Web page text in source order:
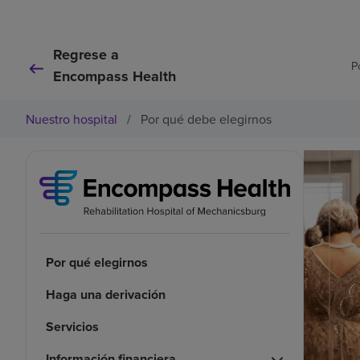
Regrese a
Encompass Health
Nuestro hospital / Por qué debe elegirnos
Por qué elegirnos
Haga una derivación
Servicios